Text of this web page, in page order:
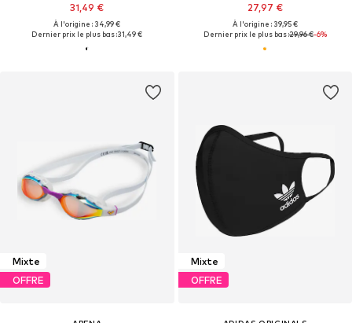
31,49 €
À l'origine : 34,99 €
Dernier prix le plus bas :31,49 €
27,97 €
À l'origine : 39,95 €
Dernier prix le plus bas :29,96 €-6%
Mixte
OFFRE
Mixte
OFFRE